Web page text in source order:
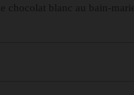
chocolat blanc au bain-